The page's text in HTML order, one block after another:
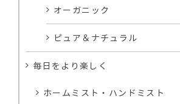
オーガニック
ピュア＆ナチュラル
毎日をより楽しく
ホームミスト・ハンドミスト